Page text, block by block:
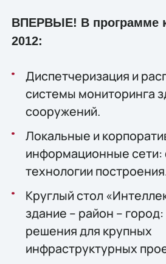
ВПЕРВЫЕ! В программе
2012:
Диспетчеризация и
системы мониторинга
сооружений.
Локальные и
информационные сети:
технологии
Круглый стол
здание – район –
решения для крупных
инфраструктурных